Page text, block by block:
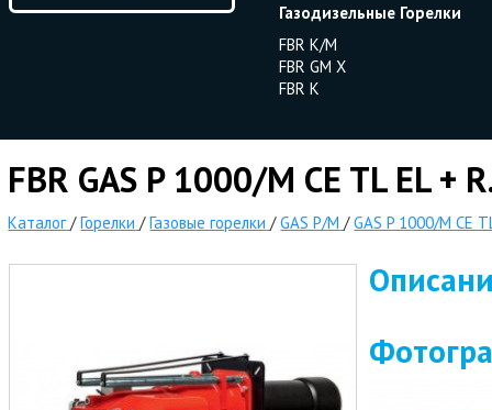
Газодизельные Горелки
FBR K/M
FBR GM X
FBR K
FBR GAS P 1000/M CE TL EL +
Каталог /Горелки /Газовые горелки /GAS P/M /GAS P 1000/M CE